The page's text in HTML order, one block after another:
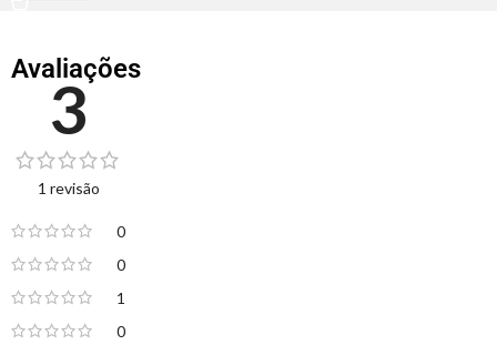
Avaliações
3
1 revisão
0
0
1
0